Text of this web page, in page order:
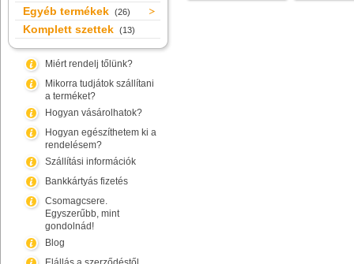
Egyéb termékek (26)
Komplett szettek (13)
Miért rendelj tőlünk?
Mikorra tudjátok szállítani
a terméket?
Hogyan vásárolhatok?
Hogyan egészíthetem ki a
rendelésem?
Szállítási információk
Bankkártyás fizetés
Csomagcsere.
Egyszerűbb, mint
gondolnád!
Blog